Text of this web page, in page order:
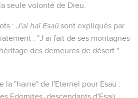
seule volonté de Dieu.
: J'ai haï Esaüsont expliqués par
: "J ai fait de ses montagnes
des demeures de désert."
la "haine" de l'Eternel pour Esaü :
Edomites, descendants d'Esaü,